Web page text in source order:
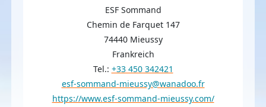
ESF Sommand
Chemin de Farquet 147
74440 Mieussy
Frankreich
Tel.: +33 450 342421
esf-sommand-mieussy@wanadoo.fr
https://www.esf-sommand-mieussy.com/